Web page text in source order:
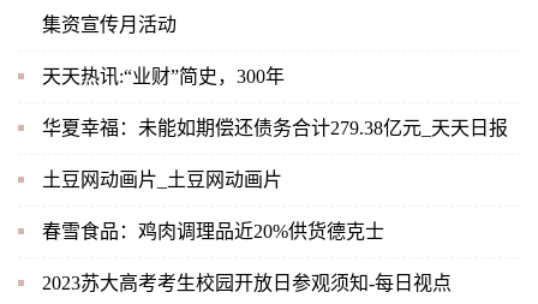
集资宣传月活动
天天热讯:“业财”简史，300年
华夏幸福：未能如期偿还债务合计279.38亿元_天天日报
土豆网动画片_土豆网动画片
春雪食品：鸡肉调理品近20%供货德克士
2023苏大高考考生校园开放日参观须知-每日视点